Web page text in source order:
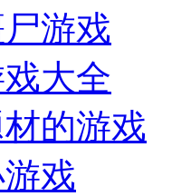
游戏
大全
的游戏
戏